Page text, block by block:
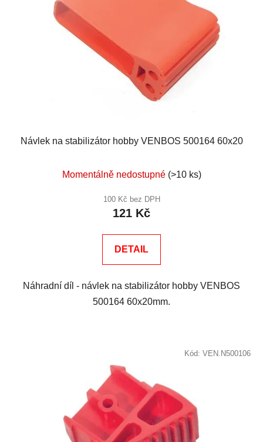
Návlek na stabilizátor hobby VENBOS 500164 60x20
Momentálně nedostupné (>10 ks)
100 Kč bez DPH
121 Kč
DETAIL
Náhradní díl - návlek na stabilizátor hobby VENBOS
500164 60x20mm.
Kód: VEN.N500106